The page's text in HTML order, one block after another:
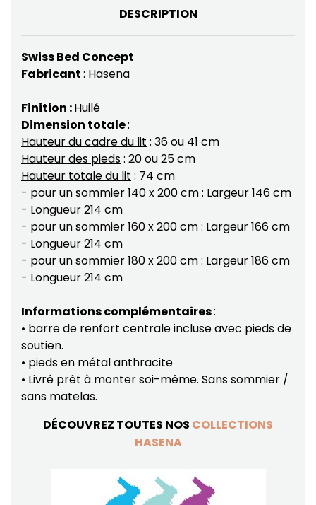
DESCRIPTION
Swiss Bed Concept
Fabricant: Hasena
Finition :Huilé
Dimension totale:
Hauteur du cadre du lit : 36 ou 41 cm
Hauteur des pieds: 20 ou 25 cm
Hauteur totale du lit : 74 cm
- pour un sommier 140 x 200 cm : Largeur 146 cm
- Longueur 214 cm
- pour un sommier 160 x 200 cm : Largeur 166 cm
- Longueur 214 cm
- pour un sommier 180 x 200 cm : Largeur 186 cm
- Longueur 214 cm
Informations complémentaires:
• barre de renfort centrale incluse avec pieds de
soutien.
• pieds en métal anthracite
• Livré prêt à monter soi-même. Sans sommier /
sans matelas.
DÉCOUVREZ TOUTES NOS COLLECTIONS
HASENA